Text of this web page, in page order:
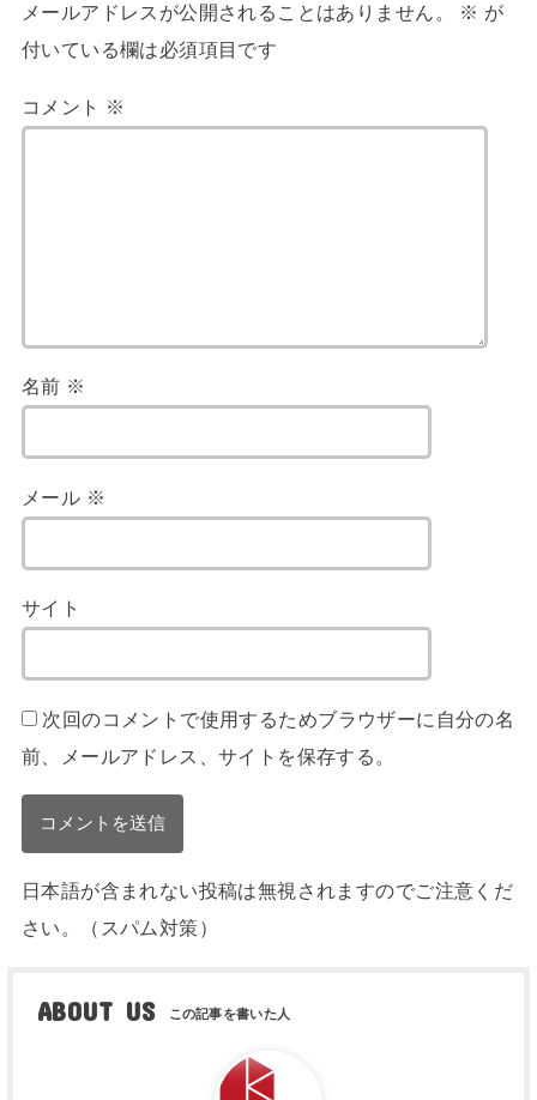
メールアドレスが公開されることはありません。 ※ が
付いている欄は必須項目です
コメント ※
名前 ※
メール ※
サイト
次回のコメントで使用するためブラウザーに自分の名
前、メールアドレス、サイトを保存する。
日本語が含まれない投稿は無視されますのでご注意くだ
さい。（スパム対策）
ABOUT US